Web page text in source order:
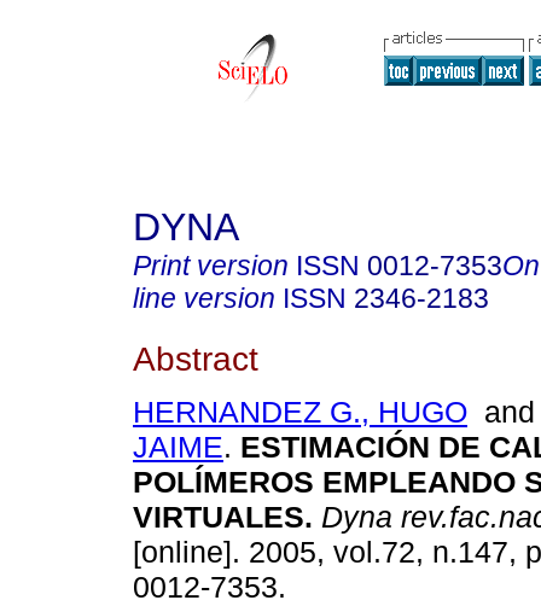
DYNA
Print version ISSN 0012-7353
line version ISSN 2346-2183
Abstract
HERNANDEZ G., HUGO
JAIME. ESTIMACIÓN DE
POLÍMEROS EMPLEANDO
VIRTUALES. Dyna
[online]. 2005, vol.72, n.147,
0012-7353.